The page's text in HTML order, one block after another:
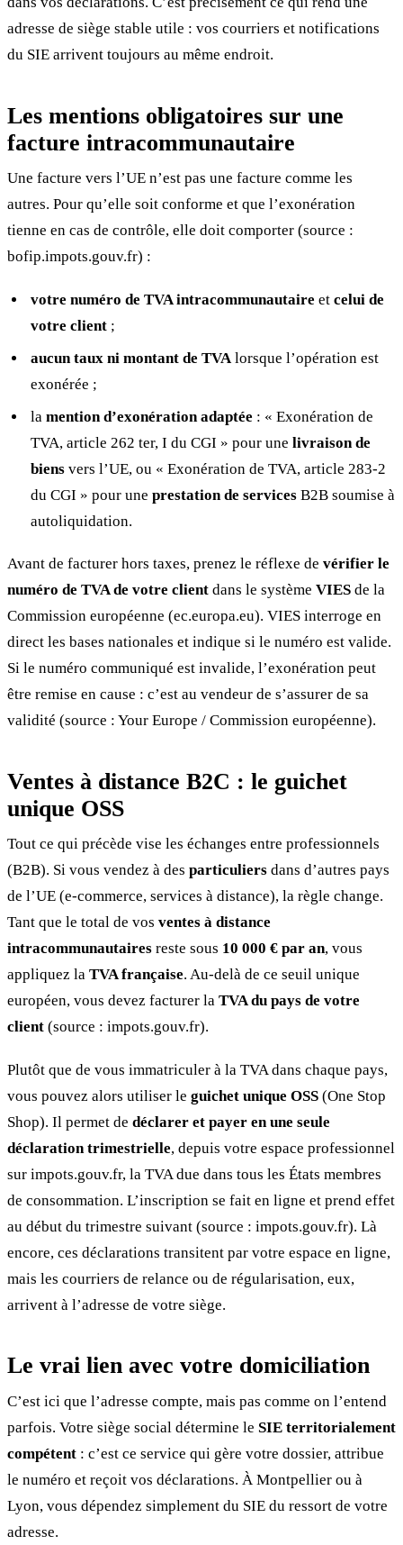
adresse de siège stable utile : vos courriers et notifications
du SIE arrivent toujours au même endroit.
Les mentions obligatoires sur une
facture intracommunautaire
Une facture vers l’UE n’est pas une facture comme les
autres. Pour qu’elle soit conforme et que l’exonération
tienne en cas de contrôle, elle doit comporter (source :
bofip.impots.gouv.fr) :
votre numéro de TVA intracommunautaire et celui de
votre client;
aucun taux ni montant de TVAlorsque l’opération est
exonérée ;
la mention d’exonération adaptée : « Exonération de
TVA, article 262 ter, I du CGI » pour une livraison de
biensvers l’UE, ou « Exonération de TVA, article 283-2
du CGI » pour une prestation de servicesB2B soumise à
autoliquidation.
Avant de facturer hors taxes, prenez le réflexe de vérifier le
numéro de TVA de votre client dans le système VIES de la
Commission européenne (ec.europa.eu). VIES interroge en
direct les bases nationales et indique si le numéro est valide.
Si le numéro communiqué est invalide, l’exonération peut
être remise en cause : c’est au vendeur de s’assurer de sa
validité (source : Your Europe / Commission européenne).
Ventes à distance B2C : le guichet
unique OSS
Tout ce qui précède vise les échanges entre professionnels
(B2B). Si vous vendez à des particuliers dans d’autres pays
de l’UE (e-commerce, services à distance), la règle change.
Tant que le total de vos ventes à distance
intracommunautaires reste sous 10 000 € par an, vous
appliquez la TVA française. Au-delà de ce seuil unique
européen, vous devez facturer la TVA du pays de votre
client (source : impots.gouv.fr).
Plutôt que de vous immatriculer à la TVA dans chaque pays,
vous pouvez alors utiliser le guichet unique OSS (One Stop
Shop). Il permet de déclarer et payer en une seule
déclaration trimestrielle, depuis votre espace professionnel
sur impots.gouv.fr, la TVA due dans tous les États membres
de consommation. L’inscription se fait en ligne et prend effet
au début du trimestre suivant (source : impots.gouv.fr). Là
encore, ces déclarations transitent par votre espace en ligne,
mais les courriers de relance ou de régularisation, eux,
arrivent à l’adresse de votre siège.
Le vrai lien avec votre domiciliation
C’est ici que l’adresse compte, mais pas comme on l’entend
parfois. Votre siège social détermine le SIE territorialement
compétent : c’est ce service qui gère votre dossier, attribue
le numéro et reçoit vos déclarations. À Montpellier ou à
Lyon, vous dépendez simplement du SIE du ressort de votre
adresse.